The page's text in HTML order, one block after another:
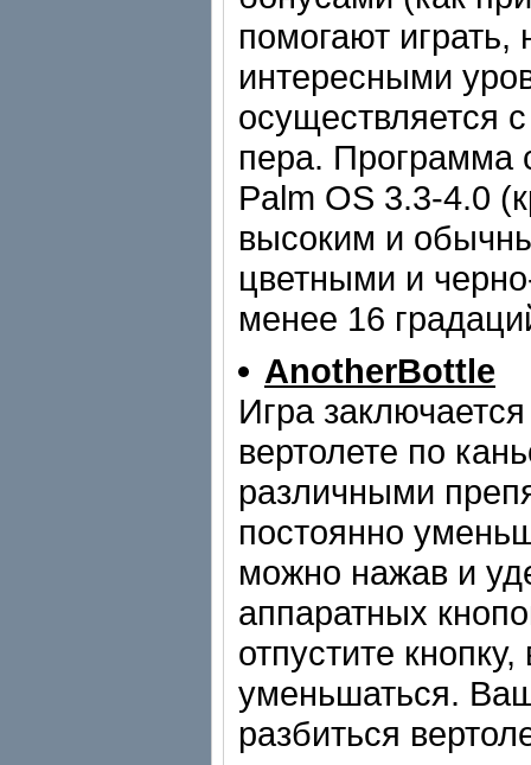
помогают
интересными
осуществляется
пера. Программа
Palm OS 3.3-4.0
высоким и
цветными и
менее 16
AnotherBottle
Игра
вертолете по
различными
постоянно
можно нажав и
аппаратных
отпустите
уменьшаться.
разбиться